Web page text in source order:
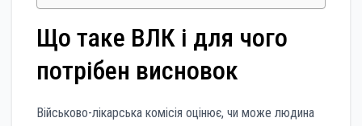
Що таке ВЛК і для чого
потрібен висновок
Військово-лікарська комісія оцінює, чи може людина